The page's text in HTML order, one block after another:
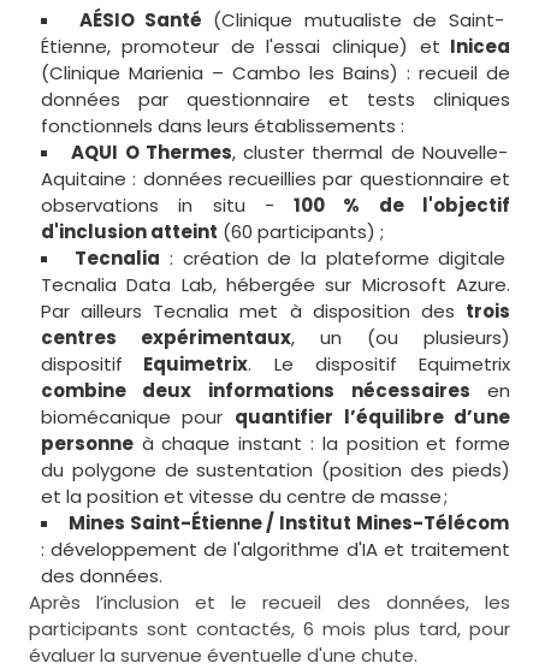
AÉSIO Santé (Clinique mutualiste de Saint-
Étienne, promoteur de l'essai clinique) et Inicea
(Clinique Marienia – Cambo les Bains) : recueil de
données par questionnaire et tests cliniques
fonctionnels dans leurs établissements :
AQUI O Thermes, cluster thermal de Nouvelle-
Aquitaine : données recueillies par questionnaire et
observations in situ -100 % de l'objectif
d'inclusion atteint (60 participants) ;
Tecnalia : création de la plateforme digitale
Tecnalia Data Lab, hébergée sur Microsoft Azure.
Par ailleurs Tecnalia met à disposition des trois
centres expérimentaux, un (ou plusieurs)
dispositif Equimetrix. Le dispositif Equimetrix
combine deux informations nécessaires en
biomécanique pour quantifier l’équilibre d’une
personneà chaque instant : la position et forme
du polygone de sustentation (position des pieds)
et la position et vitesse du centre de masse ;
Mines Saint-Étienne / Institut Mines-Télécom
: développement de l'algorithme d'IA et traitement
des données.
Après l’inclusion et le recueil des données, les
participants sont contactés, 6 mois plus tard, pour
évaluer la survenue éventuelle d'une chute.